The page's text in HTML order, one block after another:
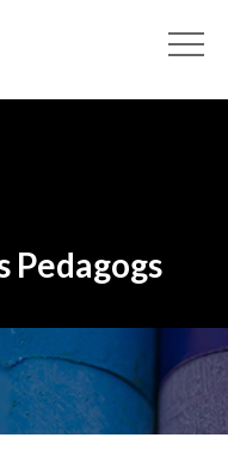
Pedagogs